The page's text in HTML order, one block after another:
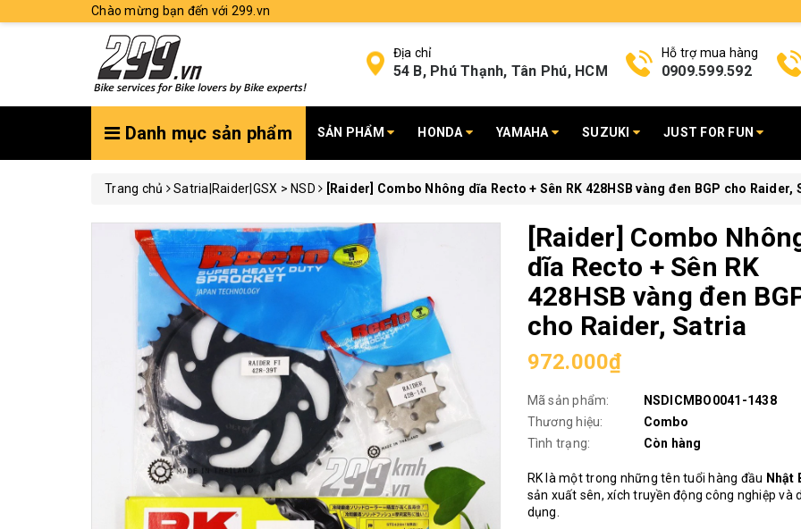
Chào mừng bạn đến với 299.vn
Địa chỉ
54 B, Phú Thạnh, Tân Phú, HCM
Hỗ trợ mua hàng
0909.599.592
Danh mục sản phẩm SẢN PHẨM HONDA YAMAHA SUZUKI JUST FOR FUN
Trang chủ Satria|Raider|GSX > NSD [Raider] Combo Nhông dĩa Recto + Sên RK 428HSB vàng đen BGP cho Raider,
[Raider] Combo
dĩa Recto + Sên RK
428HSB vàng đen
cho Raider, Satria
972.000₫
Mã sản phẩm:
NSDICMBO0041-1438
Thương hiệu:
Combo
Tình trạng:
Còn hàng
RK là một trong những tên tuổi hàng đầu Nhật
sản xuất sên, xích truyền động công nghiệp và
dụng.